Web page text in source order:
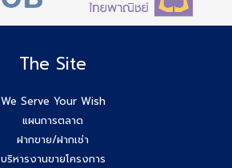
The Site
We Serve Your Wish
แผนการตลาด
ฝากขาย/ฝากเช่า
บริหารงานขายโครงการ